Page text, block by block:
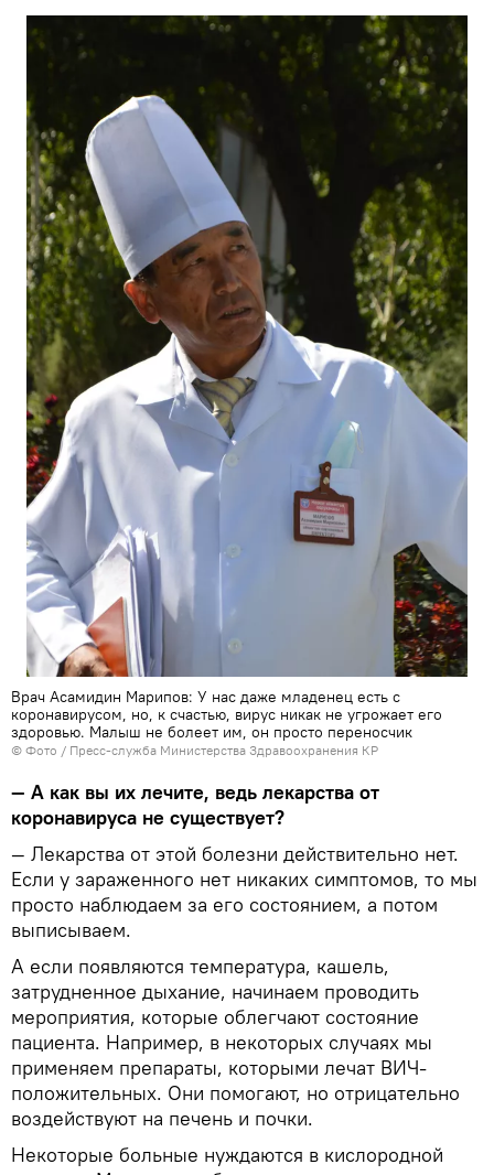
Врач Асамидин Марипов: У нас даже младенец есть с
коронавирусом, но, к счастью, вирус никак не угрожает его
здоровью. Малыш не болеет им, он просто переносчик
© Фото / Пресс-служба Министерства Здравоохранения КР
— А как вы их лечите, ведь лекарства от
коронавируса не существует?
— Лекарства от этой болезни действительно нет.
Если у зараженного нет никаких симптомов, то мы
просто наблюдаем за его состоянием, а потом
выписываем.
А если появляются температура, кашель,
затрудненное дыхание, начинаем проводить
мероприятия, которые облегчают состояние
пациента. Например, в некоторых случаях мы
применяем препараты, которыми лечат ВИЧ-
положительных. Они помогают, но отрицательно
воздействуют на печень и почки.
Некоторые больные нуждаются в кислородной